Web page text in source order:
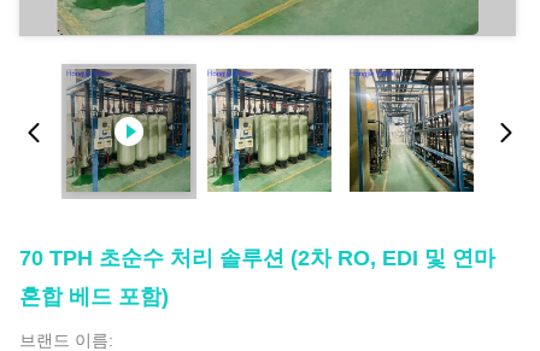
70 TPH 초순수 처리 솔루션 (2차 RO, EDI 및 연마
혼합 베드 포함)
브랜드 이름: